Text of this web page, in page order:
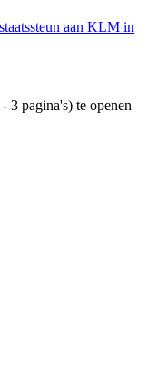
aan KLM in
3 pagina's) te openen